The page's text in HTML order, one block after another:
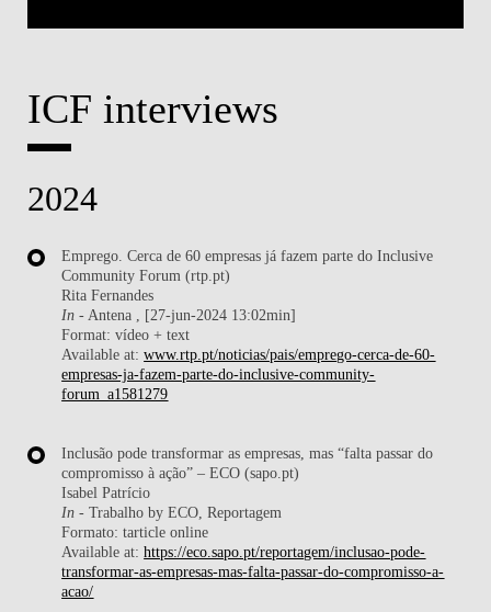
ICF interviews
2024
Emprego. Cerca de 60 empresas já fazem parte do Inclusive
Community Forum (rtp.pt)
Rita Fernandes
In - Antena , [27-jun-2024 13:02min]
Format: vídeo + text
Available at:www.rtp.pt/noticias/pais/emprego-cerca-de-60-
empresas-ja-fazem-parte-do-inclusive-community-
forum_a1581279
Inclusão pode transformar as empresas, mas “falta passar do
compromisso à ação” – ECO (sapo.pt)
Isabel Patrício
In - Trabalho by ECO, Reportagem
Formato: tarticle online
Available at:https://eco.sapo.pt/reportagem/inclusao-pode-
transformar-as-empresas-mas-falta-passar-do-compromisso-a-
acao/